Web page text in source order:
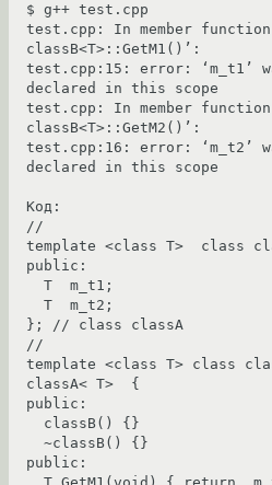
$ g++ test.cpp
test.cpp: In member
classB<T>::GetM1()’:
test.cpp:15: error: ‘m_t1’
declared in this scope
test.cpp: In member
classB<T>::GetM2()’:
test.cpp:16: error: ‘m_t2’
declared in this scope
Код:
//
template <class T>  class
public:
}; // class classA
//
template <class T> class
classA< T>  {
public:
public: